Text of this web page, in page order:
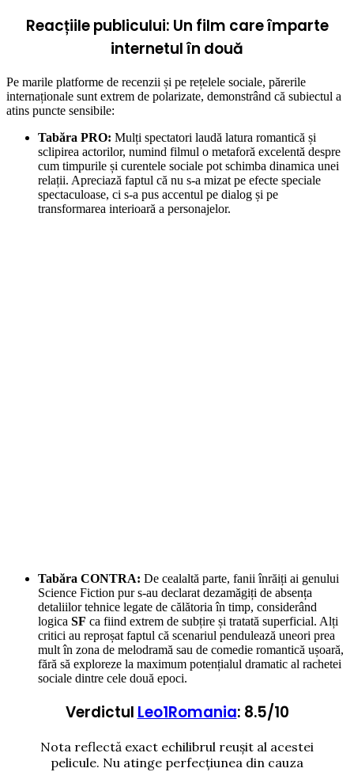
Reacțiile publicului: Un film care împarte
internetul în două
Pe marile platforme de recenzii și pe rețelele sociale, părerile
internaționale sunt extrem de polarizate, demonstrând că subiectul a
atins puncte sensibile:
Tabăra PRO: Mulți spectatori laudă latura romantică și
sclipirea actorilor, numind filmul o metaforă excelentă despre
cum timpurile și curentele sociale pot schimba dinamica unei
relații. Apreciază faptul că nu s-a mizat pe efecte speciale
spectaculoase, ci s-a pus accentul pe dialog și pe
transformarea interioară a personajelor.
Tabăra CONTRA: De cealaltă parte, fanii înrăiți ai genului
Science Fiction pur s-au declarat dezamăgiți de absența
detaliilor tehnice legate de călătoria în timp, considerând
logica SF ca fiind extrem de subțire și tratată superficial. Alți
critici au reproșat faptul că scenariul pendulează uneori prea
mult în zona de melodramă sau de comedie romantică ușoară,
fără să exploreze la maximum potențialul dramatic al rachetei
sociale dintre cele două epoci.
Verdictul Leo1Romania: 8.5/10
Nota reflectă exact echilibrul reușit al acestei
pelicule. Nu atinge perfecțiunea din cauza